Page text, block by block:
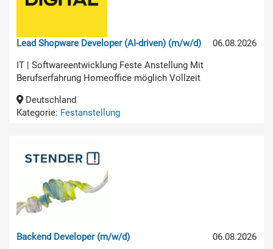
06.08.2026
Lead Shopware Developer (AI-driven) (m/w/d)
IT | Softwareentwicklung Feste Anstellung Mit
Berufserfahrung Homeoffice möglich Vollzeit
Deutschland
Kategorie: Festanstellung
06.08.2026
Backend Developer (m/w/d)